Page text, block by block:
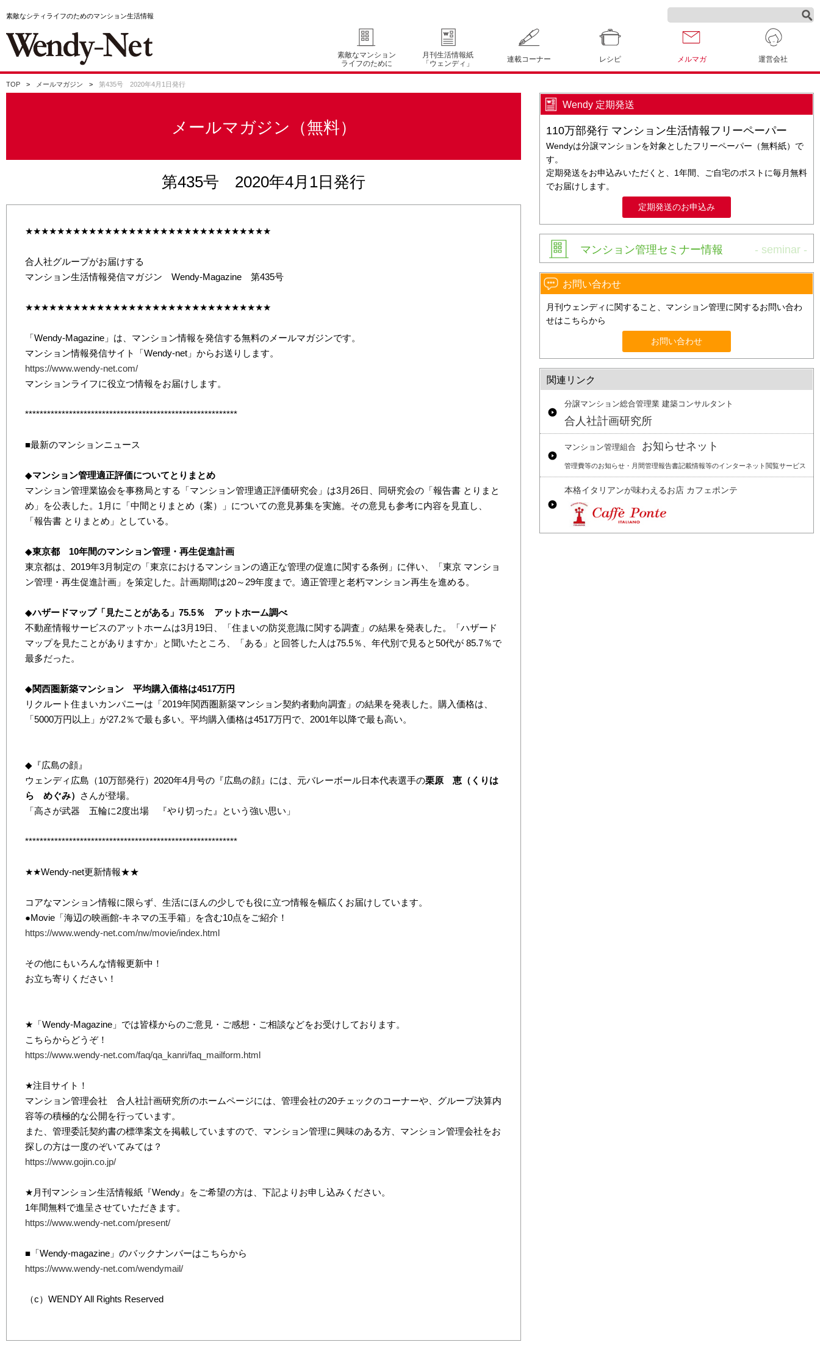
素敵なシティライフのためのマンション生活情報
素敵なマンション
ライフのために
月刊生活情報紙
「ウェンディ」
連載コーナー レシピ メルマガ 運営会社
TOP メールマガジン 第435号 2020年4月1日発行
メールマガジン（無料）
第435号 2020年4月1日発行
★★★★★★★★★★★★★★★★★★★★★★★★★★★★★★★
合人社グループがお届けする
マンション生活情報発信マガジン Wendy-Magazine 第435号
★★★★★★★★★★★★★★★★★★★★★★★★★★★★★★★
「Wendy-Magazine」は、マンション情報を発信する無料のメールマガジンです。
マンション情報発信サイト「Wendy-net」からお送りします。
https://www.wendy-net.com/
マンションライフに役立つ情報をお届けします。
**********************************************************
■最新のマンションニュース
◆マンション管理適正評価についてとりまとめ
マンション管理業協会を事務局とする「マンション管理適正評価研究会」は3月26日、同研究会の「報告書 とりまと
め」を公表した。1月に「中間とりまとめ（案）」についての意見募集を実施。その意見も参考に内容を見直し、
「報告書 とりまとめ」としている。
◆東京都 10年間のマンション管理・再生促進計画
東京都は、2019年3月制定の「東京におけるマンションの適正な管理の促進に関する条例」に伴い、「東京 マンショ
ン管理・再生促進計画」を策定した。計画期間は20～29年度まで。適正管理と老朽マンション再生を進める。
◆ハザードマップ「見たことがある」75.5％ アットホーム調べ
不動産情報サービスのアットホームは3月19日、「住まいの防災意識に関する調査」の結果を発表した。「ハザード
マップを見たことがありますか」と聞いたところ、「ある」と回答した人は75.5％、年代別で見ると50代が 85.7％で
最多だった。
◆関西圏新築マンション 平均購入価格は4517万円
リクルート住まいカンパニーは「2019年関西圏新築マンション契約者動向調査」の結果を発表した。購入価格は、
「5000万円以上」が27.2％で最も多い。平均購入価格は4517万円で、2001年以降で最も高い。
◆『広島の顔』
ウェンディ広島（10万部発行）2020年4月号の『広島の顔』には、元バレーボール日本代表選手の栗原 恵（くりは
ら めぐみ）
さんが登場。
「高さが武器 五輪に2度出場 『やり切った』という強い思い」
**********************************************************
★★Wendy-net更新情報★★
コアなマンション情報に限らず、生活にほんの少しでも役に立つ情報を幅広くお届けしています。
●Movie「海辺の映画館-キネマの玉手箱」を含む10点をご紹介！
https://www.wendy-net.com/nw/movie/index.html
その他にもいろんな情報更新中！
お立ち寄りください！
★「Wendy-Magazine」では皆様からのご意見・ご感想・ご相談などをお受けしております。
こちらからどうぞ！
https://www.wendy-net.com/faq/qa_kanri/faq_mailform.html
★注目サイト！
マンション管理会社 合人社計画研究所のホームページには、管理会社の20チェックのコーナーや、グループ決算内
容等の積極的な公開を行っています。
また、管理委託契約書の標準案文を掲載していますので、マンション管理に興味のある方、マンション管理会社をお
探しの方は一度のぞいてみては？
https://www.gojin.co.jp/
★月刊マンション生活情報紙『Wendy』をご希望の方は、下記よりお申し込みください。
1年間無料で進呈させていただきます。
https://www.wendy-net.com/present/
■「Wendy-magazine」のバックナンバーはこちらから
https://www.wendy-net.com/wendymail/
（c）WENDY All Rights Reserved
Wendy 定期発送
110万部発行 マンション生活情報フリーペーパー
Wendyは分譲マンションを対象としたフリーペーパー（無料紙）で
す。
定期発送をお申込みいただくと、1年間、ご自宅のポストに毎月無料
でお届けします。
定期発送のお申込み
マンション管理セミナー情報
お問い合わせ
月刊ウェンディに関すること、マンション管理に関するお問い合わ
せはこちらから
お問い合わせ
関連リンク
分譲マンション総合管理業 建築コンサルタント
合人社計画研究所
マンション管理組合 お知らせネット
管理費等のお知らせ・月間管理報告書記載情報等のインターネット閲覧サービス
本格イタリアンが味わえるお店 カフェポンテ